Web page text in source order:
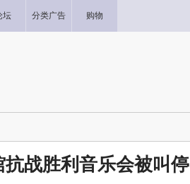
坛 分类广告 购物
战胜利音乐会被叫停